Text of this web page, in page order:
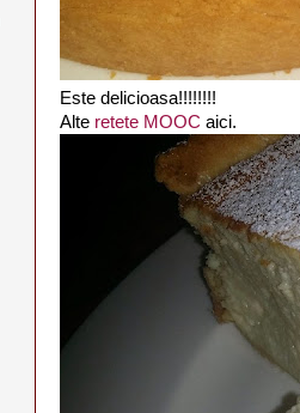
Este delicioasa!!!!!!!!
Alte retete MOOC aici.